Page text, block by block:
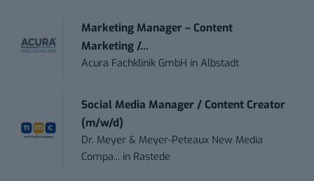
Marketing Manager – Content
Marketing /...
Acura Fachklinik GmbH inAlbstadt
Social Media Manager / Content Creator
(m/w/d)
Dr. Meyer & Meyer-Peteaux New Media
Compa... in Rastede